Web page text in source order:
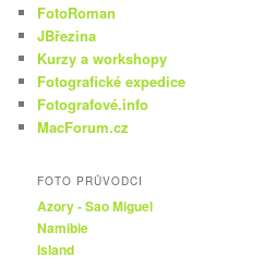
FotoRoman
JBřezina
Kurzy a workshopy
Fotografické expedice
Fotografové.info
MacForum.cz
FOTO PRŮVODCI
Azory - Sao Miguel
Namibie
Island